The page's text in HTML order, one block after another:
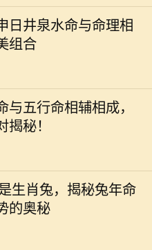
日井泉水命与命理相
组合
的一颗璀璨明珠。它所象
特质，使得它在众多命格
的魅力和影响力。命理学
与五行命相辅相成，
揭秘！
，不同命格之间的相互关
为重要。大驿士命是一种
，它以其强烈的适应能力
而著称。然而，只有当它
生肖兔，揭秘兔年命
的奥秘
到来，而在这一年里，生
成为人们关注的焦点。兔
和、机灵、祥和的特质，
望能够在兔年中收获好
而深邃的象征，它既神秘